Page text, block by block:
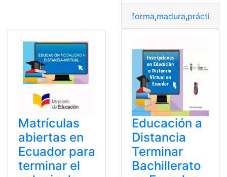
forma,madura,práctica
Matrículas
abiertas en
Ecuador para
terminar el
Educación a
Distancia
Terminar
Bachillerato